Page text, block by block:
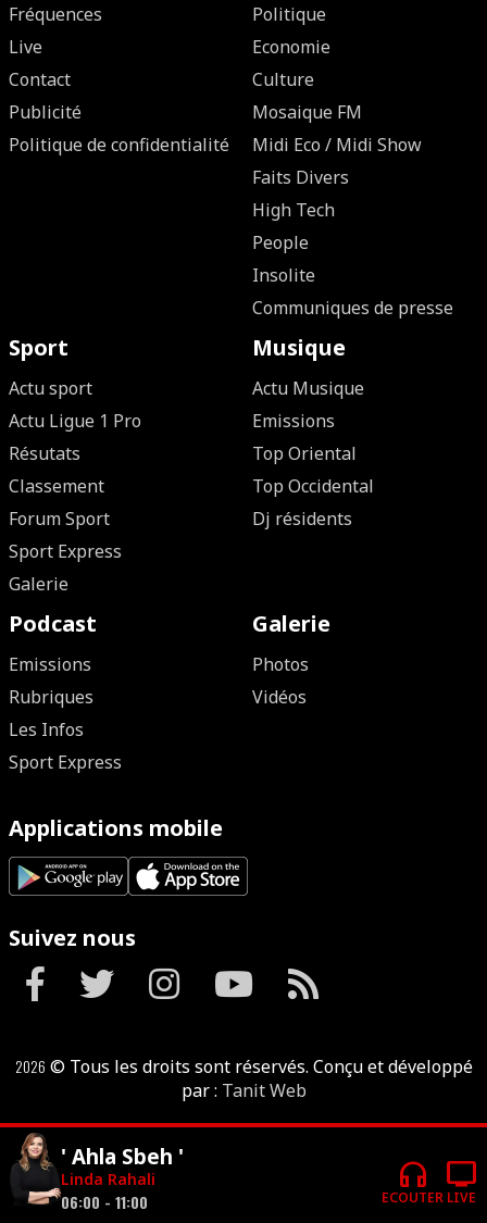
Fréquences
Live
Contact
Publicité
Politique de confidentialité
Politique
Economie
Culture
Mosaique FM
Midi Eco / Midi Show
Faits Divers
High Tech
People
Insolite
Communiques de presse
Sport
Actu sport
Actu Ligue 1 Pro
Résutats
Classement
Forum Sport
Sport Express
Galerie
Musique
Actu Musique
Emissions
Top Oriental
Top Occidental
Dj résidents
Podcast
Emissions
Rubriques
Les Infos
Sport Express
Galerie
Photos
Vidéos
Applications mobile
Suivez nous
2026 © Tous les droits sont réservés. Conçu et développé
par : Tanit Web
' Ahla Sbeh '
Linda Rahali
06:00 - 11:00
headphones
ECOUTER
tv
LIVE